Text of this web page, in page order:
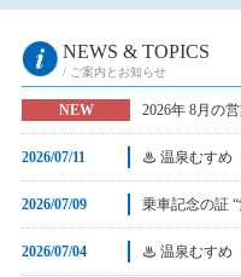
NEWS & TOPICS
/ ご案内とお知らせ
NEW 2026年 8月の
2026/07/11 ♨ 温泉むすめ
2026/07/09 乗車記念の証
2026/07/04 ♨ 温泉むすめ